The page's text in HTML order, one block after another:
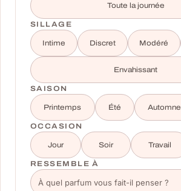
Toute la journée
SILLAGE
Intime Discret Modéré
Envahissant
SAISON
Printemps Été Automne
OCCASION
Jour Soir Travail
RESSEMBLE À